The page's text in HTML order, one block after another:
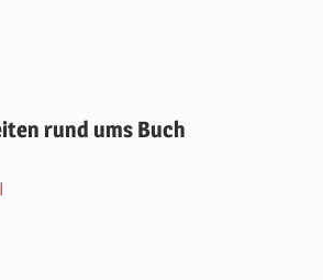
rund ums Buch